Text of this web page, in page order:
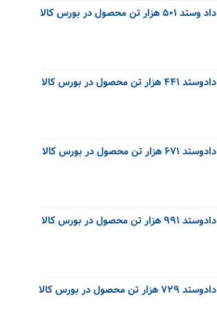
داد وستد ۵۰۱ هزار تن محصول در بورس کالا
دادوستد ۴۴۱ هزار تن محصول در بورس کالا
دادوستد ۶۷۱ هزار تن محصول در بورس کالا
دادوستد ۹۹۱ هزار تن محصول در بورس کالا
دادوستد ۷۲۹ هزار تن محصول در بورس کالا